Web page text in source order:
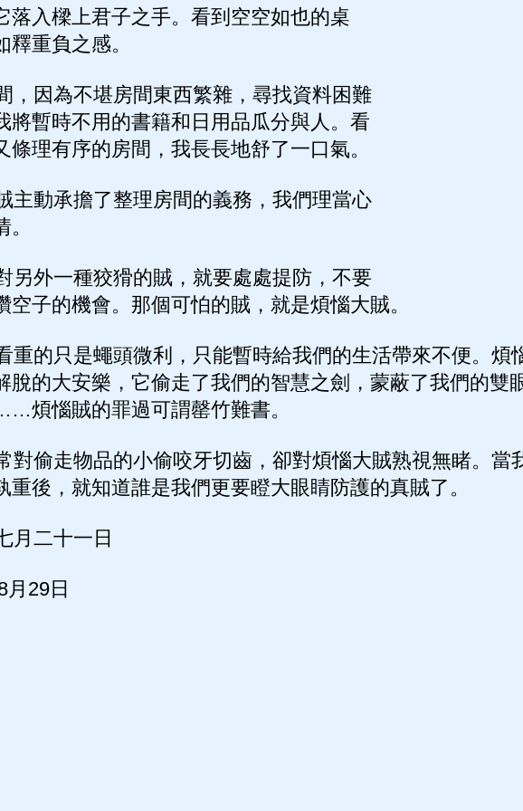
落入樑上君子之手。看到空空如也的桌
釋重負之感。
因為不堪房間東西繁雜，尋找資料困難
將暫時不用的書籍和日用品瓜分與人。看
條理有序的房間，我長長地舒了一口氣。
動承擔了整理房間的義務，我們理當心
外一種狡猾的賊，就要處處提防，不要
空子的機會。那個可怕的賊，就是煩惱大賊。
的只是蠅頭微利，只能暫時給我們的生活帶來不便。煩
脫的大安樂，它偷走了我們的智慧之劍，蒙蔽了我們的雙
煩惱賊的罪過可謂罄竹難書。
偷走物品的小偷咬牙切齒，卻對煩惱大賊熟視無睹。當
重後，就知道誰是我們更要瞪大眼睛防護的真賊了。
月二十一日
29日